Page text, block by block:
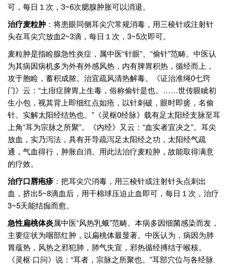
可，每日１次，3~6次腮腺肿胀可以消退。
治疗麦粒肿 ：将患眼同侧耳尖穴常规消毒，用三棱针或注射针
头在耳尖穴放血2~3滴，每日１次，3~5次即可。
麦粒肿是指睑腺急性炎症，属中医“针眼”、“偷针”范畴。中医认
为其病因病机多为外有外感风热，内有脾胃积热，循经而上，
攻于胞睑，蓄积成脓。治宜疏风清热解毒。《证治准绳0七窍
门》云：“土疳症脾胃上生毒，俗称偷针是也。……世传眼眦初
生小包，视其背上即细红点如疮，以针刺破，眼时即瘥，名偷
针。实解太阳经结热也。”《灵枢0经脉》载有足太阳经支脉至耳
上角“耳为宗脉之所聚”。《内经》又云：“血实者宜决之”。耳尖
放血，实乃泻法，具有开导疏泻足太阳经之功，太阳经气疏
通，气血得行，肿胀自消。用此法治疗麦粒肿，故能取得满意
的疗效。
治疗口唇疱疹 ：把耳尖穴消毒，用三棱针或注射针头点刺出
血，挤出5~8滴血后，用干棉球压迫止血即可，每日１次，治疗
3~5天能结痂而愈。
急性扁桃体炎属中医“风热乳蛾”范畴。本病多因细菌感染而发，
主要症状为咽部红肿，以扁桃体最显著。中医认为，病因为肺
胃蕴热，风热之邪犯肺，肺气失宣，邪热循经搏结于喉核。
《灵枢·口问》说：“耳者，宗脉之所聚也。”耳部穴位与各经脉